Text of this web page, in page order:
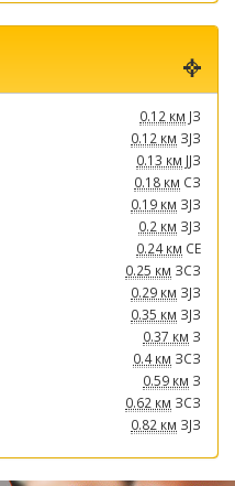
0.12 км ЈЗ
0.12 км ЗЈЗ
0.13 км ЈЈЗ
0.18 км СЗ
0.19 км ЗЈЗ
0.2 км ЗЈЗ
0.24 км СЕ
0.25 км ЗСЗ
0.29 км ЗЈЗ
0.35 км ЗЈЗ
0.37 км З
0.4 км ЗСЗ
0.59 км З
0.62 км ЗСЗ
0.82 км ЗЈЗ